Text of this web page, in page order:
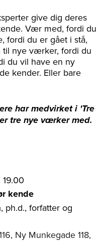
give dig deres
Vær med, fordi du
fordi du er gået i stå,
til nye værker, fordi du
du vil have en ny
kender. Eller bare
har medvirket i 'Tre
tre nye værker med.
19.00
kende
ph.d., forfatter og
Ny Munkegade 118,